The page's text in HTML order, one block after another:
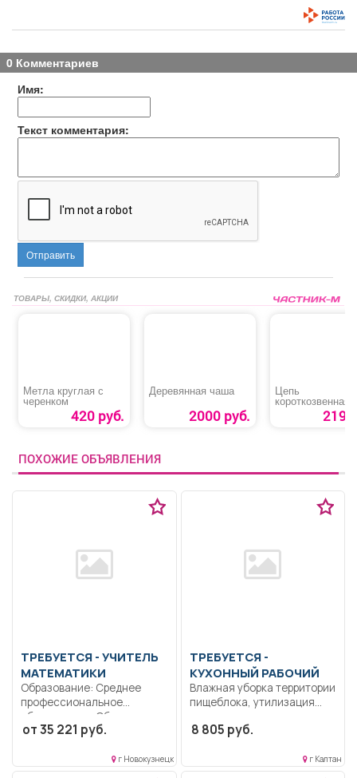
0 Комментариев
Имя:
Текст комментария:
Отправить
ТОВАРЫ, СКИДКИ, АКЦИИ
Метла круглая с
черенком
420 руб.
Деревянная чаша
2000 руб.
Цепь
короткозвенная
219
ПОХОЖИЕ ОБЪЯВЛЕНИЯ
ТРЕБУЕТСЯ - УЧИТЕЛЬ
МАТЕМАТИКИ
Образование: Среднее
профессиональное
образование.. Обучение
методам понимания
от 35 221 руб.
г Новокузнецк
ТРЕБУЕТСЯ -
КУХОННЫЙ РАБОЧИЙ
Влажная уборка территории
пищеблока, утилизация
отходов.. Неполный
8 805 руб.
г Калтан